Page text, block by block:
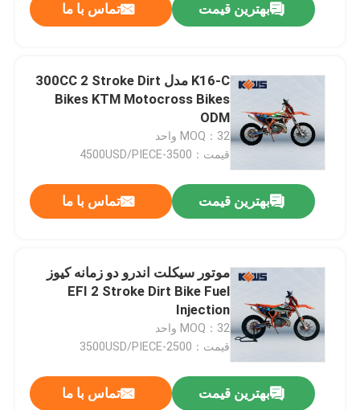
بهترین قیمت تماس با ما
K16-C مدل 300CC 2 Stroke Dirt
Bikes KTM Motocross Bikes
ODM
MOQ：32 واحد
قیمت：3500-4500USD/PIECE
بهترین قیمت تماس با ما
موتور سیکلت اندرو دو زمانه کیوز
EFI 2 Stroke Dirt Bike Fuel
Injection
MOQ：32 واحد
قیمت：2500-3500USD/PIECE
بهترین قیمت تماس با ما